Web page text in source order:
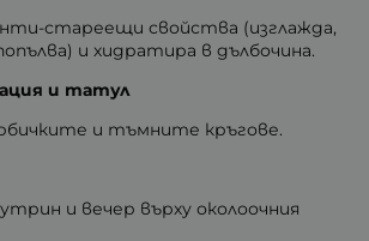
стареещи свойства (изглажда,
и хидратира в дълбочина.
и татул
и тъмните кръгове.
и вечер върху околоочния